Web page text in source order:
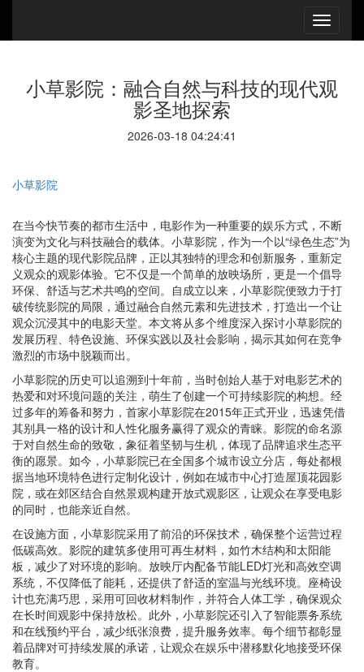
小草影院：融合自然与科技的现代观
影圣地探索
2026-03-18 04:24:41
小草影院
在当今快节奏的都市生活中，电影作为一种重要的娱乐方式，不断
演变为文化与科技融合的载体。小草影院，作为一个以“绿色生态”为
核心主题的现代影院品牌，正以其独特的理念和创新服务，重新定
义观众的观影体验。它不仅是一个简单的放映场所，更是一个倡导
环保、舒适与艺术共鸣的空间。自成立以来，小草影院便致力于打
破传统影院的局限，通过融合自然元素和先进技术，打造出一个让
观众沉浸其中的电影天堂。本文将从多个维度深入探讨小草影院的
发展历程、特色设施、环保实践以及社会影响，揭示其如何在竞争
激烈的市场中脱颖而出。
小草影院的历史可以追溯到十年前，当时创始人基于对电影艺术的
热爱和对环境问题的关注，萌生了创建一个可持续影院的构想。经
过多年的筹备和努力，首家小草影院在2015年正式开业，迅速凭借
其别具一格的设计和人性化服务赢得了观众的青睐。影院的命名源
于对自然生命的致敬，象征着坚韧与生机，体现了品牌追求生态平
衡的愿景。如今，小草影院已在全国多个城市设立分店，每处都根
据当地环境特色进行定制化设计，例如在城市中心打造屋顶花园影
院，或在郊区结合自然景观构建开放式观影区，让观众在享受电影
的同时，也能亲近自然。
在设施方面，小草影院采用了前沿的环保技术，确保整个运营过程
低碳高效。影院的建筑多使用可再生材料，如竹木结构和太阳能
板，减少了对环境的影响。放映厅内配备节能LED灯光和高效空调
系统，不仅降低了能耗，还提供了舒适的室温与光线环境。座椅设
计也充满巧思，采用可回收材料制作，并符合人体工学，确保观众
在长时间观影中保持放松。此外，小草影院还引入了智能票务系统
和在线预约平台，减少纸张浪费，提升服务效率。每个细节都彰显
着品牌对可持续发展的承诺，让观众在娱乐中潜移默化地接受环保
教育。